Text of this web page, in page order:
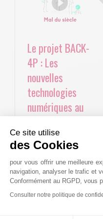
Ce site utilise
des Cookies
pour vous offrir une meilleure
navigation, analyser le trafic et
Conformément au RGPD, vous
Consulter notre politique de
Le projet BACK-
4P : Les
nouvelles
technologies
numériques au
service de la
lombalgie
chronique !
MAI 11 09:47
quelques chiffres